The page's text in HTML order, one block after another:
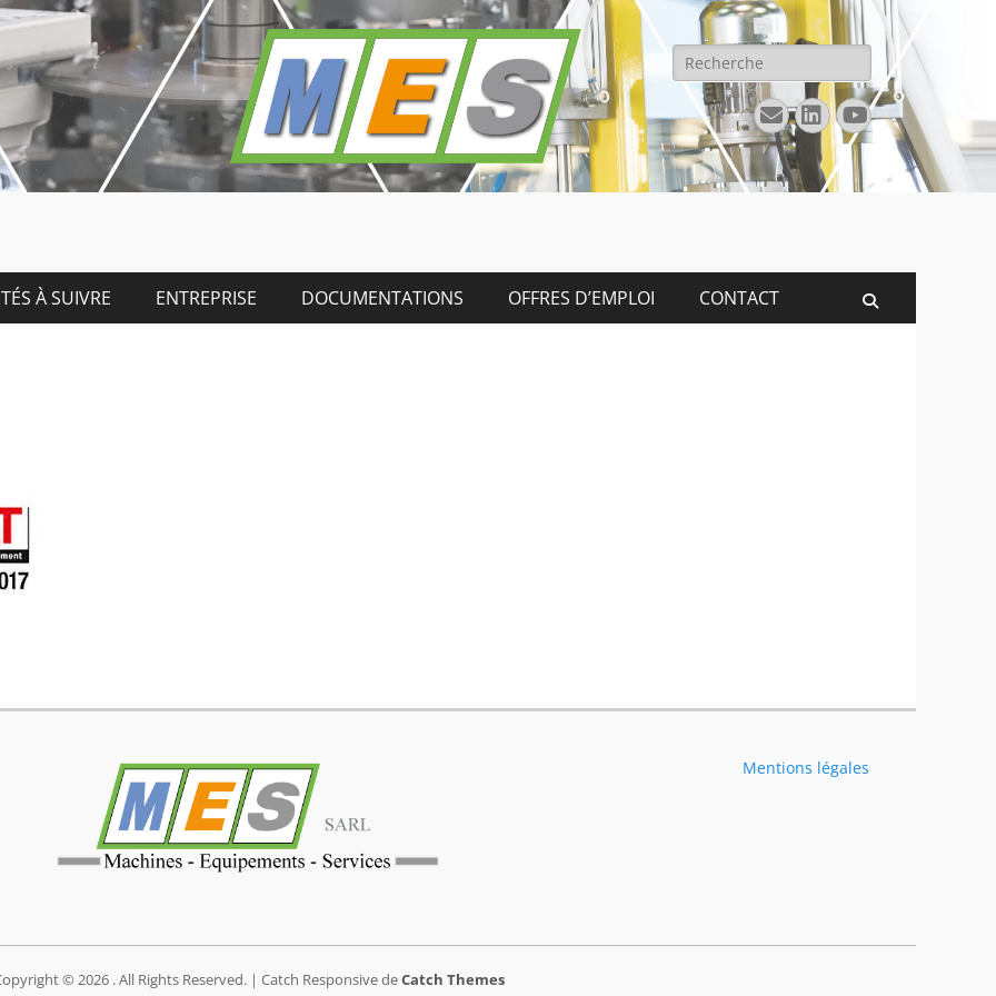
Rechercher :
E-
mail
Linkedin
YouTube
À SUIVRE ENTREPRISE DOCUMENTATIONS OFFRES D’EMPLOI CONTACT
Mentions légales
© 2026 . All Rights Reserved. | Catch Responsive deCatch Themes